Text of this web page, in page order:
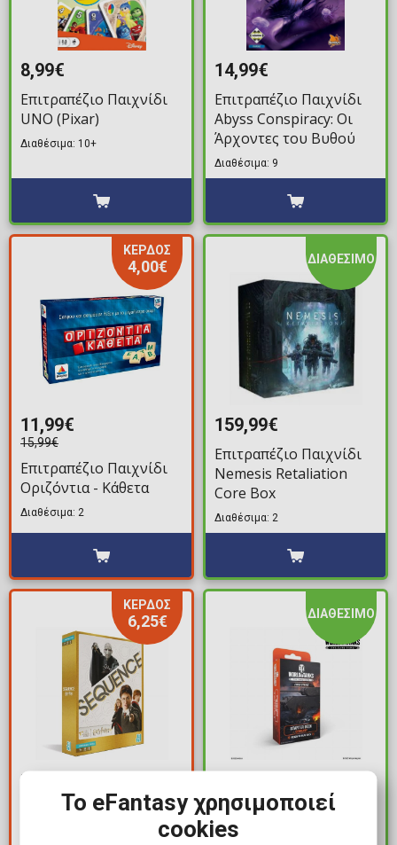
8,99€
Επιτραπέζιο Παιχνίδι
UNO (Pixar)
Διαθέσιμα: 10+
14,99€
Επιτραπέζιο Παιχνίδι
Abyss Conspiracy: Οι
Άρχοντες του Βυθού
Διαθέσιμα: 9
ΚΕΡΔΟΣ
4,00€
11,99€
15,99€
Επιτραπέζιο Παιχνίδι
Οριζόντια - Κάθετα
Διαθέσιμα: 2
ΔΙΑΘΕΣΙΜΟ
159,99€
Επιτραπέζιο Παιχνίδι
Nemesis Retaliation
Core Box
Διαθέσιμα: 2
ΚΕΡΔΟΣ
6,25€
18,75€
Επιτραπέζιο Παιχνίδι
ΔΙΑΘΕΣΙΜΟ
Επιτραπέζιο Παιχνίδι
World of Tanks - Starter
Το eFantasy χρησιμοποιεί
cookies